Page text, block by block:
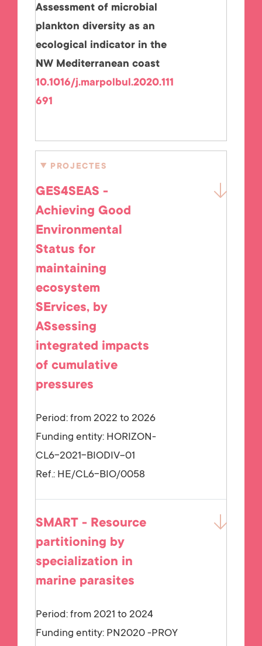
Assessment of microbial
plankton diversity as an
ecological indicator in the
NW Mediterranean coast
10.1016/j.marpolbul.2020.111
691
PROJECTES
GES4SEAS -
Achieving Good
Environmental
Status for
maintaining
ecosystem
SErvices, by
ASsessing
integrated impacts
of cumulative
pressures
Period: from 2022 to 2026
Funding entity: HORIZON-
CL6-2021-BIODIV-01
Ref.: HE/CL6-BIO/0058
SMART - Resource
partitioning by
specialization in
marine parasites
Period: from 2021 to 2024
Funding entity: PN2020 -PROY